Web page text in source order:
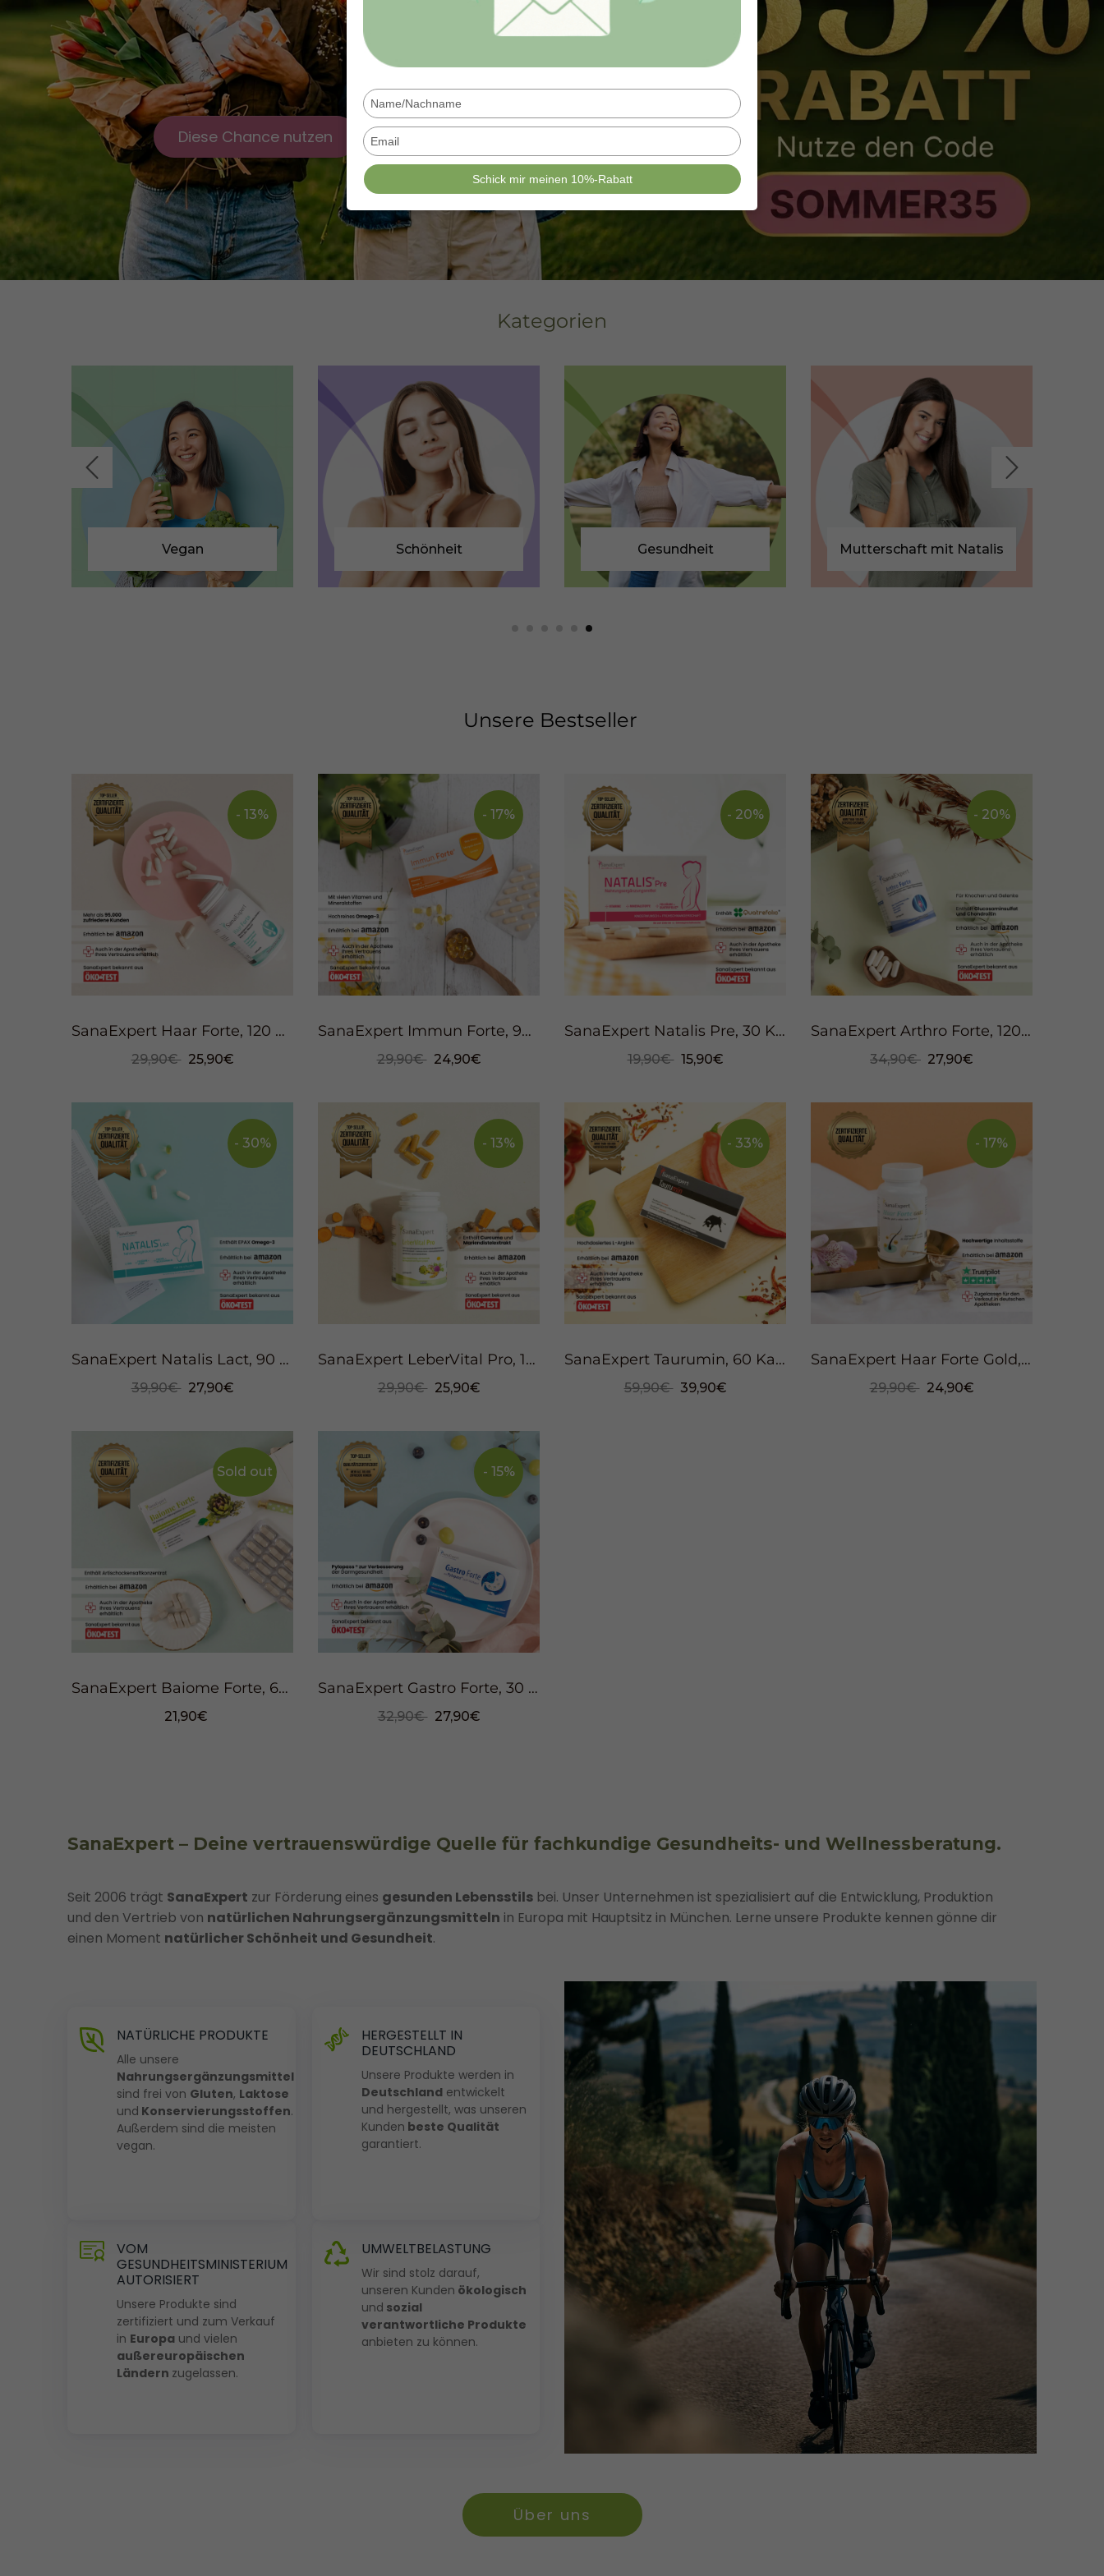
Diese Chance nutzen
Kategorien
Vegan Schönheit Gesundheit Mutterschaft mit Natalis
Unsere Bestseller
- 13%
SanaExpert Haar Forte, 120 Kapseln
29,90€ 25,90€
- 17%
SanaExpert Immun Forte, 90 Kapseln
29,90€ 24,90€
- 20%
SanaExpert Natalis Pre, 30 Kapseln
19,90€ 15,90€
- 20%
SanaExpert Arthro Forte, 120 Kapseln
34,90€ 27,90€
- 30%
SanaExpert Natalis Lact, 90 Kapseln
39,90€ 27,90€
- 13%
SanaExpert LeberVital Pro, 120 Kapseln
29,90€ 25,90€
- 33%
SanaExpert Taurumin, 60 Kapseln
59,90€ 39,90€
- 17%
SanaExpert Haar Forte Gold, 60 Kapseln
29,90€ 24,90€
Sold out
SanaExpert Baiome Forte, 60 Kapseln
21,90€
- 15%
SanaExpert Gastro Forte, 30 Kapseln
32,90€ 27,90€
SanaExpert – Deine vertrauenswürdige Quelle für fachkundige Gesundheits- und Wellnessberatung.
Seit 2006 trägt SanaExpert zur Förderung eines gesunden Lebensstils bei. Unser Unternehmen ist spezialisiert auf die Entwicklung, Produktion
und den Vertrieb von natürlichen Nahrungsergänzungsmitteln in Europa mit Hauptsitz in München. Lerne unsere Produkte kennen gönne dir
einen Moment natürlicher Schönheit und Gesundheit.
NATÜRLICHE PRODUKTE
Alle unsere
Nahrungsergänzungsmittel
sind frei von Gluten, Laktose
und Konservierungsstoffen.
Außerdem sind die meisten
vegan.
HERGESTELLT IN
DEUTSCHLAND
Unsere Produkte werden in
Deutschlandentwickelt
und hergestellt, was unseren
Kunden beste Qualität
garantiert.
VOM
GESUNDHEITSMINISTERIUM
AUTORISIERT
Unsere Produkte sind
zertifiziert und zum Verkauf
in Europa und vielen
außereuropäischen
Ländern zugelassen.
UMWELTBELASTUNG
Wir sind stolz darauf,
unseren Kunden ökologisch
und sozial
verantwortliche Produkte
anbieten zu können.
Über uns
your
your
Schick mir meinen 10%-Rabatt